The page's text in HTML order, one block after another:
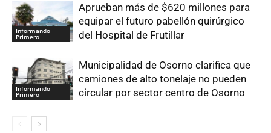
Informando
Primero
Aprueban más de $620 millones para
equipar el futuro pabellón quirúrgico
del Hospital de Frutillar
Informando
Primero
Municipalidad de Osorno clarifica que
camiones de alto tonelaje no pueden
circular por sector centro de Osorno